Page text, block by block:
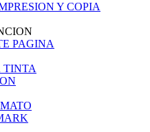
Y COPIA
PAGINA
TINTA